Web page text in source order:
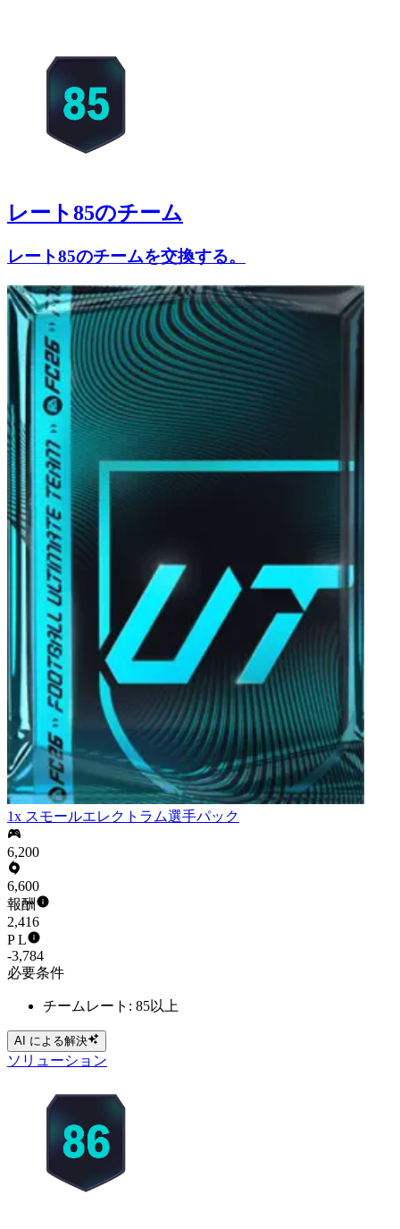
レート85のチーム
レート85のチームを交換する。
1x スモールエレクトラム選手パック
6,200
6,600
報酬
2,416
P L
-3,784
必要条件
チームレート: 85以上
AI による解決
ソリューション